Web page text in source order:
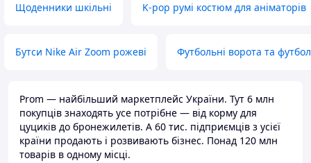
Щоденники шкільні K-pop румі костюм для аніматорів
Бутси Nike Air Zoom рожеві Футбольні ворота та
Prom — найбільший маркетплейс України. Тут 6 млн
покупців знаходять усе потрібне — від корму для
цуциків до бронежилетів. А 60 тис. підприємців з усієї
країни продають і розвивають бізнес. Понад 120 млн
товарів в одному місці.